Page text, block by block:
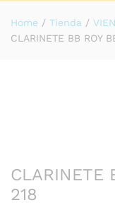
Home / Tienda /
CLARINETE BB ROY
CLARINETE
218